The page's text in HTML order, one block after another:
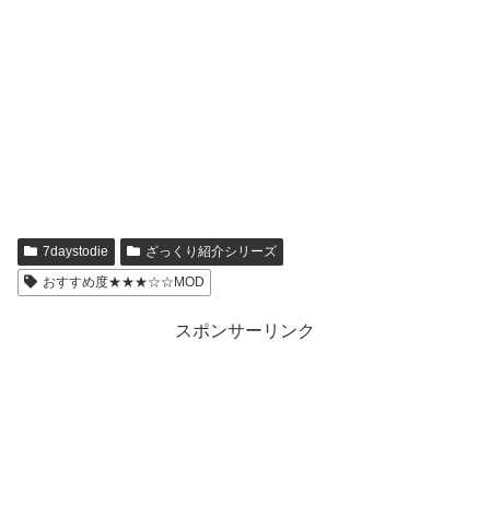
7daystodie
ざっくり紹介シリーズ
おすすめ度★★★☆☆MOD
スポンサーリンク